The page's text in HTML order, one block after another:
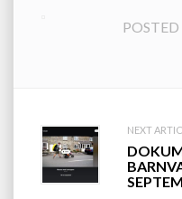
POSTED
Post
navigation
NEXT